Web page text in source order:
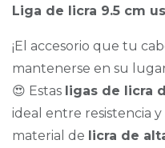
Liga de licra 9.5 cm
¡El accesorio que tu
mantenerse en su
😍 Estas ligas de licra
ideal entre resistencia y
material de licra de